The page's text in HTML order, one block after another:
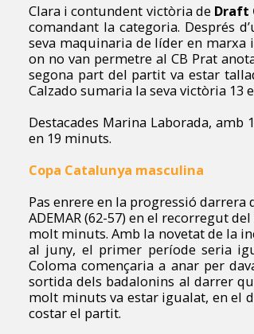
Clara i contundent victòria de Draft
comandant la categoria. Després
seva maquinaria de líder en marxa
on no van permetre al CB Prat
segona part del partit va estar
Calzado sumaria la seva victòria 13
Destacades Marina Laborada,
en 19 minuts.
Copa Catalunya masculina
Pas enrere en la progressió darrera
ADEMAR (62-57) en el recorregut
molt minuts. Amb la novetat de la
al juny, el primer període seria
Coloma començaria a anar per
sortida dels badalonins al darrer
molt minuts va estar igualat, en el
costar el partit.